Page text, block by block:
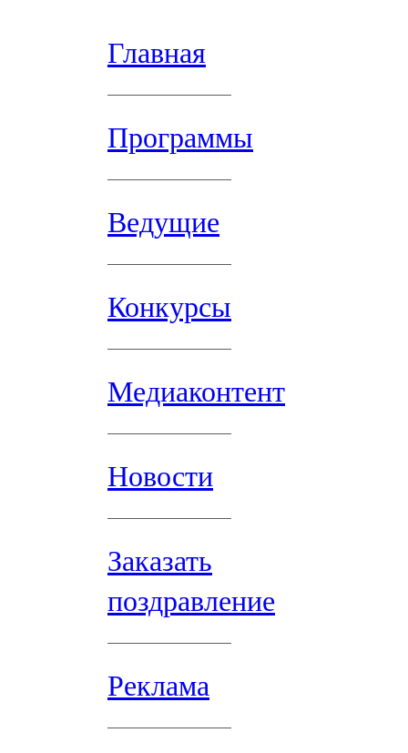
Главная
Программы
Ведущие
Конкурсы
Медиаконтент
Новости
Заказать
поздравление
Реклама